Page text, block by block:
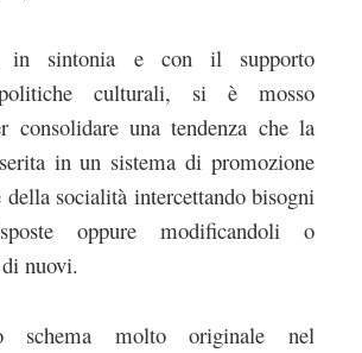
in sintonia e con il supporto
culturali, si è mosso
consolidare una tendenza che la
in un sistema di promozione
socialità intercettando bisogni
oppure modificandoli o
nuovi.
schema molto originale nel